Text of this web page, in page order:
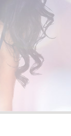
Antes y
Especiales
Contáctenos